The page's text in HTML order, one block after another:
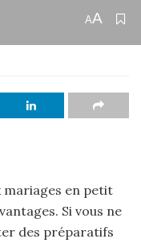
AA
mariages en petit
Si vous ne
des préparatifs